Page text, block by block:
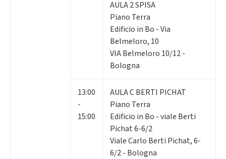
AULA 2 SPISA
Piano Terra
Edificio in Bo - Via
Belmeloro, 10
VIA Belmeloro 10/12 -
Bologna
13:00
-
15:00
AULA C BERTI PICHAT
Piano Terra
Edificio in Bo - viale Berti
Pichat 6-6/2
Viale Carlo Berti Pichat, 6-
6/2 - Bologna